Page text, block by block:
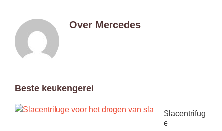
Over Mercedes
Primaire
Sidebar
Beste keukengerei
Slacentrifug
e